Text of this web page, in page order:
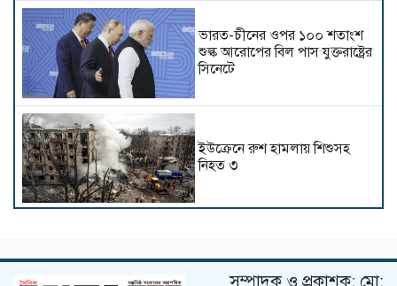
ভারত-চীনের ওপর ১০০ শতাংশ
শুল্ক আরোপের বিল পাস যুক্তরাষ্ট্রের
সিনেটে
ইউক্রেনে রুশ হামলায় শিশুসহ
নিহত ৩
হামলা, শিক্ষকসহ নিহত ৭
সম্পাদক ও প্রকাশক: মো: